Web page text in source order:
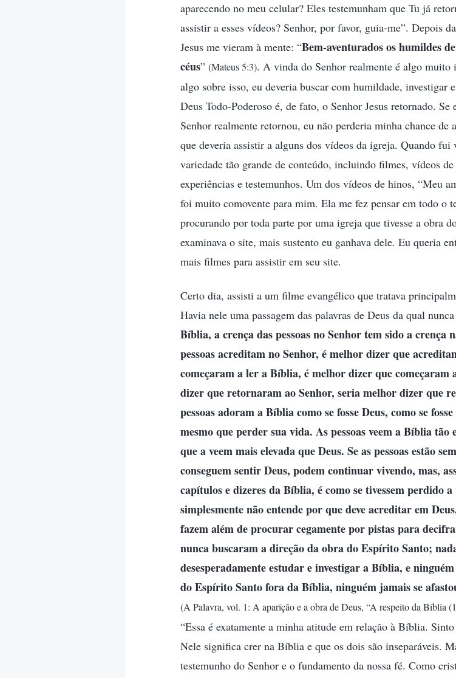
aparecendo no meu celular? Eles testemunham que Tu já
assistir a esses vídeos? Senhor, por favor, guia-me”. Depois
Jesus me vieram à mente: “Bem-aventurados os humildes
céus” (Mateus 5:3). A vinda do Senhor realmente é algo
algo sobre isso, eu deveria buscar com humildade, investigar
Deus Todo-Poderoso é, de fato, o Senhor Jesus retornado. Se
Senhor realmente retornou, eu não perderia minha chance
que deveria assistir a alguns dos vídeos da igreja. Quando
variedade tão grande de conteúdo, incluindo filmes, vídeos
experiências e testemunhos. Um dos vídeos de hinos, “Meu
foi muito comovente para mim. Ela me fez pensar em todo o
procurando por toda parte por uma igreja que tivesse a obra
examinava o site, mais sustento eu ganhava dele. Eu queria
mais filmes para assistir em seu site.
Certo dia, assisti a um filme evangélico que tratava
Havia nele uma passagem das palavras de Deus da qual
Bíblia, a crença das pessoas no Senhor tem sido a crença
pessoas acreditam no Senhor, é melhor dizer que
começaram a ler a Bíblia, é melhor dizer que começaram
dizer que retornaram ao Senhor, seria melhor dizer que
pessoas adoram a Bíblia como se fosse Deus, como se
mesmo que perder sua vida. As pessoas veem a Bíblia tão
que a veem mais elevada que Deus. Se as pessoas estão
conseguem sentir Deus, podem continuar vivendo, mas,
capítulos e dizeres da Bíblia, é como se tivessem perdido
simplesmente não entende por que deve acreditar em
fazem além de procurar cegamente por pistas para
nunca buscaram a direção da obra do Espírito Santo;
desesperadamente estudar e investigar a Bíblia, e
do Espírito Santo fora da Bíblia, ninguém jamais se
(A Palavra, vol. 1: A aparição e a obra de Deus, “A respeito da Bíblia
“Essa é exatamente a minha atitude em relação à Bíblia.
Nele significa crer na Bíblia e que os dois são inseparáveis.
testemunho do Senhor e o fundamento da nossa fé. Como